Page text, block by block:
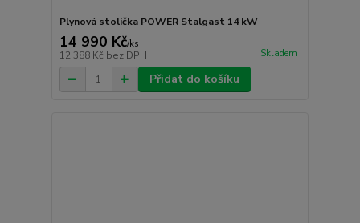
Plynová stolička POWER Stalgast 14 kW
14 990 Kč/ks
12 388 Kč bez DPH Skladem
Přidat do košíku